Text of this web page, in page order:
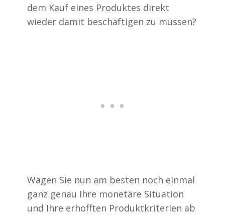
dem Kauf eines Produktes direkt
wieder damit beschäftigen zu müssen?
Wägen Sie nun am besten noch einmal
ganz genau Ihre monetäre Situation
und Ihre erhofften Produktkriterien ab